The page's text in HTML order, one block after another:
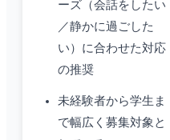
ーズ（会話をしたい
／静かに過ごした
い）に合わせた対応
の推奨
未経験者から学生ま
で幅広く募集対象と